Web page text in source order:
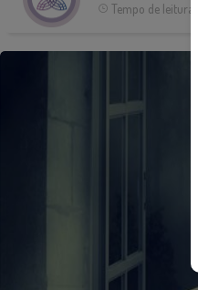
Tempo de leitura: